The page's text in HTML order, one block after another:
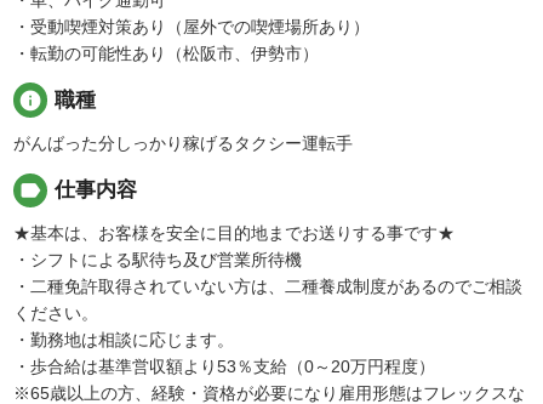
・受動喫煙対策あり（屋外での喫煙場所あり）
・転勤の可能性あり（松阪市、伊勢市）
info 職種
がんばった分しっかり稼げるタクシー運転手
label 仕事内容
★基本は、お客様を安全に目的地までお送りする事です★
・シフトによる駅待ち及び営業所待機
・二種免許取得されていない方は、二種養成制度があるのでご相談
ください。
・勤務地は相談に応じます。
・歩合給は基準営収額より53％支給（0～20万円程度）
※65歳以上の方、経験・資格が必要になり雇用形態はフレックスな